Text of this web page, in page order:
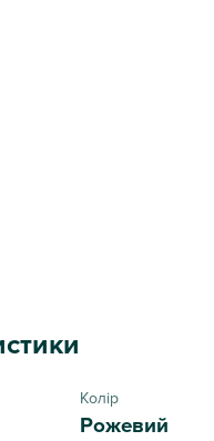
Колір
Рожевий